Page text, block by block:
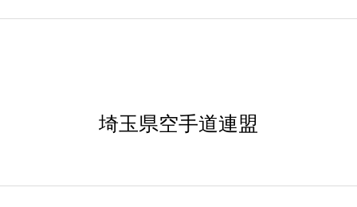
埼玉県空手道連盟